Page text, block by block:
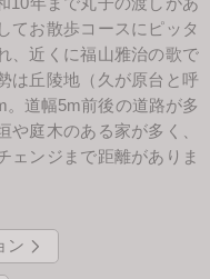
てお散歩コースにピッタ
、近くに福山雅治の歌で
は丘陵地（久が原台と呼
道幅5m前後の道路が多
や庭木のある家が多く、
ェンジまで距離がありま
ン